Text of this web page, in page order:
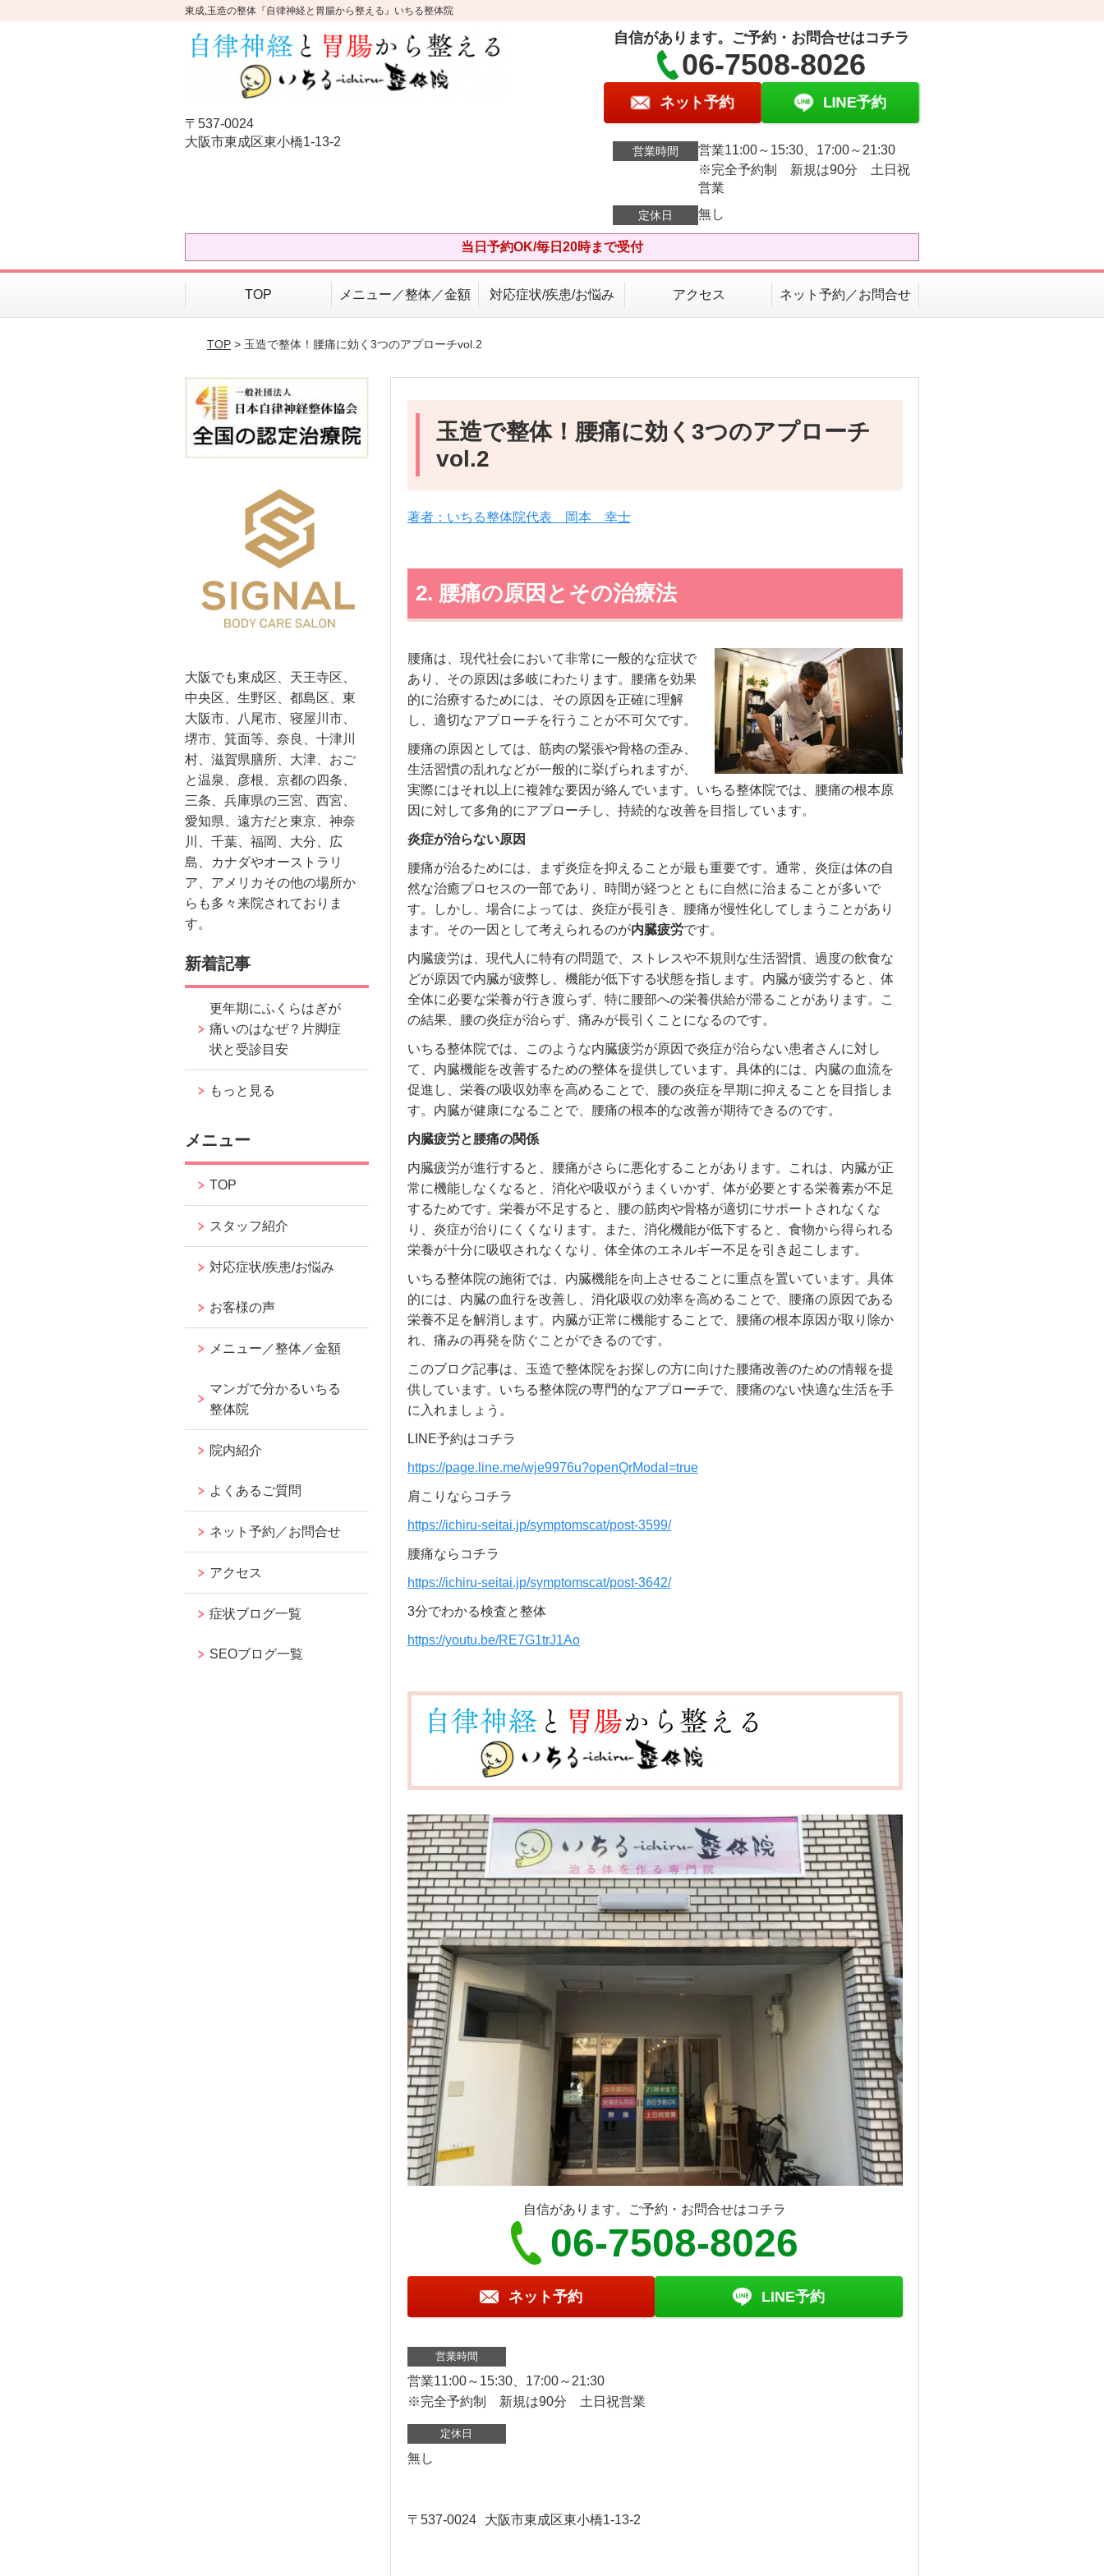
東成,玉造の整体『自律神経と胃腸から整える』いちる整体院
〒537-0024
大阪市東成区東小橋1-13-2
自信があります。ご予約・お問合せはコチラ
06-7508-8026
ネット予約 LINE予約
営業時間
営業11:00～15:30、17:00～21:30
※完全予約制 新規は90分 土日祝
営業
定休日 無し
当日予約OK/毎日20時まで受付
TOP メニュー／整体／金額 対応症状/疾患/お悩み アクセス ネット予約／お問合せ
TOP> 玉造で整体！腰痛に効く3つのアプローチvol.2
玉造で整体！腰痛に効く3つのアプローチ
vol.2
著者：いちる整体院代表 岡本 幸士
2. 腰痛の原因とその治療法
腰痛は、現代社会において非常に一般的な症状で
あり、その原因は多岐にわたります。腰痛を効果
的に治療するためには、その原因を正確に理解
し、適切なアプローチを行うことが不可欠です。
腰痛の原因としては、筋肉の緊張や骨格の歪み、
生活習慣の乱れなどが一般的に挙げられますが、
実際にはそれ以上に複雑な要因が絡んでいます。いちる整体院では、腰痛の根本原
因に対して多角的にアプローチし、持続的な改善を目指しています。
炎症が治らない原因
腰痛が治るためには、まず炎症を抑えることが最も重要です。通常、炎症は体の自
然な治癒プロセスの一部であり、時間が経つとともに自然に治まることが多いで
す。しかし、場合によっては、炎症が長引き、腰痛が慢性化してしまうことがあり
ます。その一因として考えられるのが内臓疲労です。
内臓疲労は、現代人に特有の問題で、ストレスや不規則な生活習慣、過度の飲食な
どが原因で内臓が疲弊し、機能が低下する状態を指します。内臓が疲労すると、体
全体に必要な栄養が行き渡らず、特に腰部への栄養供給が滞ることがあります。こ
の結果、腰の炎症が治らず、痛みが長引くことになるのです。
いちる整体院では、このような内臓疲労が原因で炎症が治らない患者さんに対し
て、内臓機能を改善するための整体を提供しています。具体的には、内臓の血流を
促進し、栄養の吸収効率を高めることで、腰の炎症を早期に抑えることを目指しま
す。内臓が健康になることで、腰痛の根本的な改善が期待できるのです。
内臓疲労と腰痛の関係
内臓疲労が進行すると、腰痛がさらに悪化することがあります。これは、内臓が正
常に機能しなくなると、消化や吸収がうまくいかず、体が必要とする栄養素が不足
するためです。栄養が不足すると、腰の筋肉や骨格が適切にサポートされなくな
り、炎症が治りにくくなります。また、消化機能が低下すると、食物から得られる
栄養が十分に吸収されなくなり、体全体のエネルギー不足を引き起こします。
いちる整体院の施術では、内臓機能を向上させることに重点を置いています。具体
的には、内臓の血行を改善し、消化吸収の効率を高めることで、腰痛の原因である
栄養不足を解消します。内臓が正常に機能することで、腰痛の根本原因が取り除か
れ、痛みの再発を防ぐことができるのです。
このブログ記事は、玉造で整体院をお探しの方に向けた腰痛改善のための情報を提
供しています。いちる整体院の専門的なアプローチで、腰痛のない快適な生活を手
に入れましょう。
LINE予約はコチラ
https://page.line.me/wje9976u?openQrModal=true
肩こりならコチラ
https://ichiru-seitai.jp/symptomscat/post-3599/
腰痛ならコチラ
https://ichiru-seitai.jp/symptomscat/post-3642/
3分でわかる検査と整体
https://youtu.be/RE7G1trJ1Ao
自信があります。ご予約・お問合せはコチラ
06-7508-8026
ネット予約 LINE予約
営業時間
営業11:00～15:30、17:00～21:30
※完全予約制 新規は90分 土日祝営業
定休日
無し
〒537-0024 大阪市東成区東小橋1-13-2
大阪でも東成区、天王寺区、
中央区、生野区、都島区、東
大阪市、八尾市、寝屋川市、
堺市、箕面等、奈良、十津川
村、滋賀県膳所、大津、おご
と温泉、彦根、京都の四条、
三条、兵庫県の三宮、西宮、
愛知県、遠方だと東京、神奈
川、千葉、福岡、大分、広
島、カナダやオーストラリ
ア、アメリカその他の場所か
らも多々来院されておりま
す。
新着記事
更年期にふくらはぎが
痛いのはなぜ？片脚症
状と受診目安
もっと見る
メニュー
TOP
スタッフ紹介
対応症状/疾患/お悩み
お客様の声
メニュー／整体／金額
マンガで分かるいちる
整体院
院内紹介
よくあるご質問
ネット予約／お問合せ
アクセス
症状ブログ一覧
SEOブログ一覧